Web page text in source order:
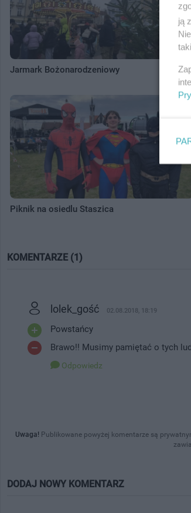
Jarmark Bożonarodzeniowy
Piknik na osiedlu Staszica
KOMENTARZE (1)
lolek_gość 02.08.2018, 18:19
Powstańcy
Brawo!! Musimy pamiętać o tych
Odpowiedz
Uwaga! Publikowane powyżej komentarze są
DODAJ NOWY KOMENTARZ
ją